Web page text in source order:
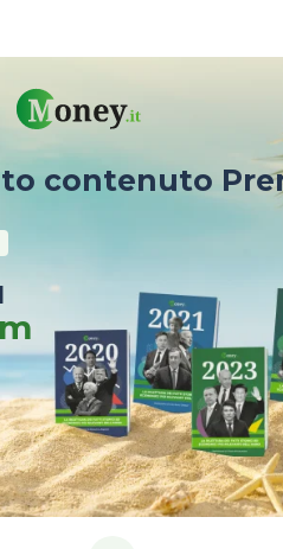
contenuto